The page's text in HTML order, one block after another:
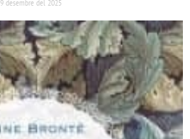
9 desembre del 2025